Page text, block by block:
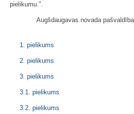
pielikumu.".
Augšdaugavas novada
1. pielikums
2. pielikums
3. pielikums
3.1. pielikums
3.2. pielikums